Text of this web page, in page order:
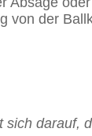
von der
sich darauf,